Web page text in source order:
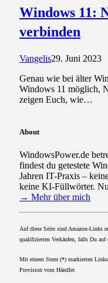
Windows 11:
verbinden
Vangelis29. Juni 2023
Genau wie bei älter
Windows 11 möglich,
zeigen Euch, wie…
About
WindowsPower.de
findest du getestete
Jahren IT-Praxis –
keine KI-Füllwörter.
→ Mehr über mich
Auf diese Seite sind Amazon-Links
qualifizierten Verkäufen, falls Du auf
Mit einem Stern (*) markierten
Provision vom Händler.